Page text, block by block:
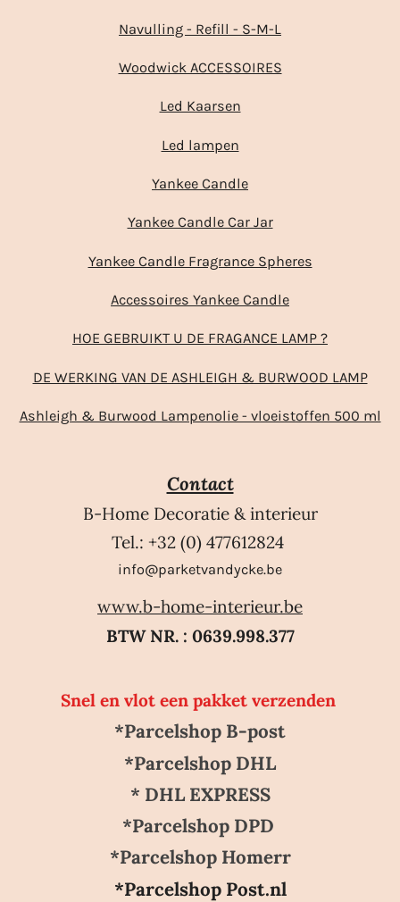
Navulling - Refill - S-M-L
Woodwick ACCESSOIRES
Led Kaarsen
Led lampen
Yankee Candle
Yankee Candle Car Jar
Yankee Candle Fragrance Spheres
Accessoires Yankee Candle
HOE GEBRUIKT U DE FRAGANCE LAMP ?
DE WERKING VAN DE ASHLEIGH & BURWOOD LAMP
Ashleigh & Burwood Lampenolie - vloeistoffen 500 ml
Contact
B-Home Decoratie & interieur
Tel.: +32 (0) 477612824
info@parketvandycke.be
www.b-home-interieur.be
BTW NR. : 0639.998.377
Snel en vlot een pakket verzenden
*Parcelshop B-post
*Parcelshop DHL
* DHL EXPRESS
*Parcelshop DPD
*Parcelshop Homerr
*Parcelshop Post.nl